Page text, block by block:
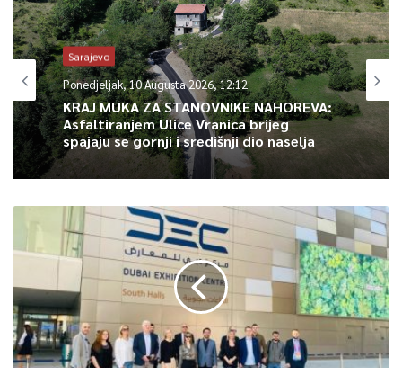
Sarajevo
Ponedjeljak, 10 Augusta 2026, 12:12
KRAJ MUKA ZA STANOVNIKE NAHOREVA:
Asfaltiranjem Ulice Vranica brijeg
spajaju se gornji i središnji dio naselja